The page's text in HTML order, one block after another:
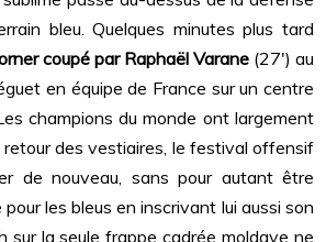
bleu. Quelques minutes plus tard
coupé par Raphaël Varane (27′) au
en équipe de France sur un centre
champions du monde ont largement
des vestiaires, le festival offensif
de nouveau, sans pour autant être
les bleus en inscrivant lui aussi son
sur la seule frappe cadrée moldave ne